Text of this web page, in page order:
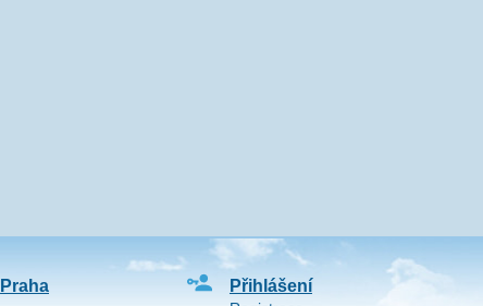
Přihlášení
Praha